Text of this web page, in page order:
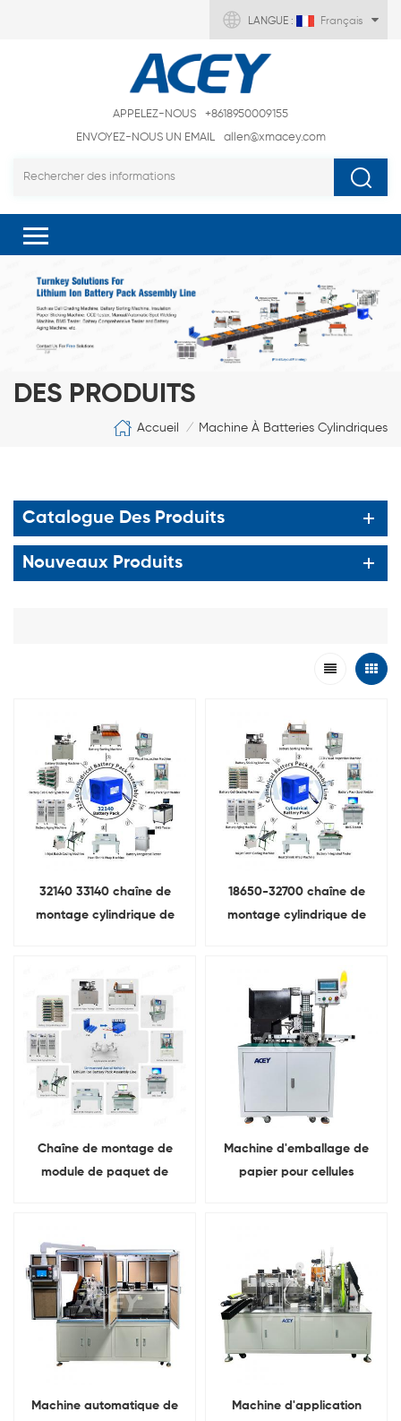
LANGUE : Français
APPELEZ-NOUS
+8618950009155
ENVOYEZ-NOUS UN EMAIL
allen@xmacey.com
DES PRODUITS
Accueil / Machine À Batteries Cylindriques
Catalogue Des Produits
Nouveaux Produits
32140 33140 chaîne de
montage cylindrique de
18650-32700 chaîne de
montage cylindrique de
Chaîne de montage de
module de paquet de
sans pilote
Machine d'emballage de
papier pour cellules
26650, 32650 et 32700)
Machine automatique de
Machine d'application